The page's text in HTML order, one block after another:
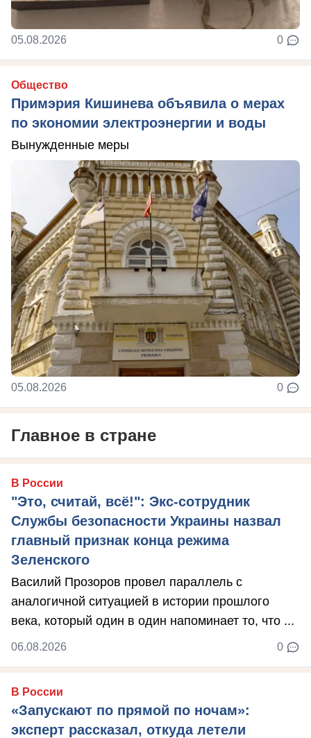
05.08.2026 0
Общество
Примэрия Кишинева объявила о мерах
по экономии электроэнергии и воды
Вынужденные меры
05.08.2026 0
Главное в стране
В России
"Это, считай, всё!": Экс-сотрудник
Службы безопасности Украины назвал
главный признак конца режима
Зеленского
Василий Прозоров провел параллель с
аналогичной ситуацией в истории прошлого
века, который один в один напоминает то, что ...
06.08.2026 0
В России
«Запускают по прямой по ночам»:
эксперт рассказал, откуда летели